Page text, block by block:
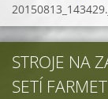
STROJE NA
SETÍ FARMET